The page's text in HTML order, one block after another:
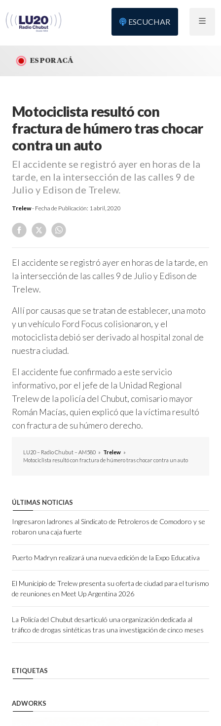
ESCUCHAR
ES POR ACÁ
Motociclista resultó con
fractura de húmero tras chocar
contra un auto
El accidente se registró ayer en horas de la
tarde, en la intersección de las calles 9 de
Julio y Edison de Trelew.
Trelew- Fecha de Publicación: 1 abril, 2020
El accidente se registró ayer en horas de la tarde, en
la intersección de las calles 9 de Julio y Edison de
Trelew.
Allí por causas que se tratan de establecer, una moto
y un vehículo Ford Focus colisionaron, y el
motociclista debió ser derivado al hospital zonal de
nuestra ciudad.
El accidente fue confirmado a este servicio
informativo, por el jefe de la Unidad Regional
Trelew de la policía del Chubut, comisario mayor
Román Macías, quien explicó que la víctima resultó
con fractura de su húmero derecho.
LU20 – Radio Chubut – AM580 » Trelew »
Motociclista resultó con fractura de húmero tras chocar contra un auto
ÚLTIMAS NOTICIAS
Ingresaron ladrones al Sindicato de Petroleros de Comodoro y se
robaron una caja fuerte
Puerto Madryn realizará una nueva edición de la Expo Educativa
El Municipio de Trelew presenta su oferta de ciudad para el turismo
de reuniones en Meet Up Argentina 2026
La Policía del Chubut desarticuló una organización dedicada al
tráfico de drogas sintéticas tras una investigación de cinco meses
ETIQUETAS
ADWORKS